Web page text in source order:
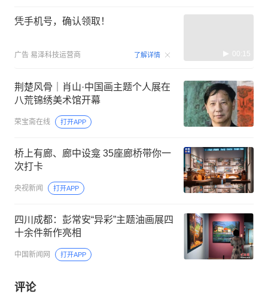
凭手机号，确认领取！
广告 易泽科技运营商 了解详情 00:15
荆楚风骨｜肖山·中国画主题个人展在
八荒锦绣美术馆开幕
荣宝斋在线 打开APP
桥上有廊、廊中设龛 35座廊桥带你一
次打卡
央视新闻 打开APP
四川成都：彭常安“异彩”主题油画展四
十余件新作亮相
中国新闻网 打开APP
评论